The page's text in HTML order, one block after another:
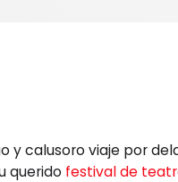
y calusoro viaje por
querido festival de